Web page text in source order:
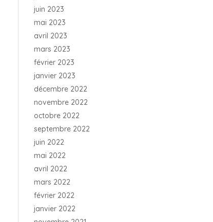
juin 2023
mai 2023
avril 2023
mars 2023
février 2023
janvier 2023
décembre 2022
novembre 2022
octobre 2022
septembre 2022
juin 2022
mai 2022
avril 2022
mars 2022
février 2022
janvier 2022